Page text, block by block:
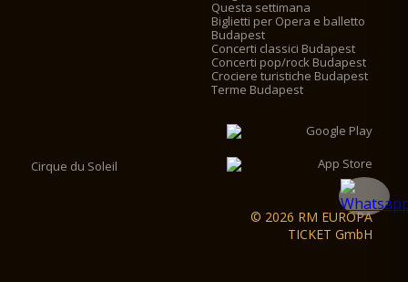
Questa settimana
Biglietti per Opera e balletto
Budapest
Concerti classici Budapest
Concerti pop/rock Budapest
Crociere turistiche Budapest
Terme Budapest
Cirque du Soleil
© 2026 RM EUROPA
TICKET GmbH